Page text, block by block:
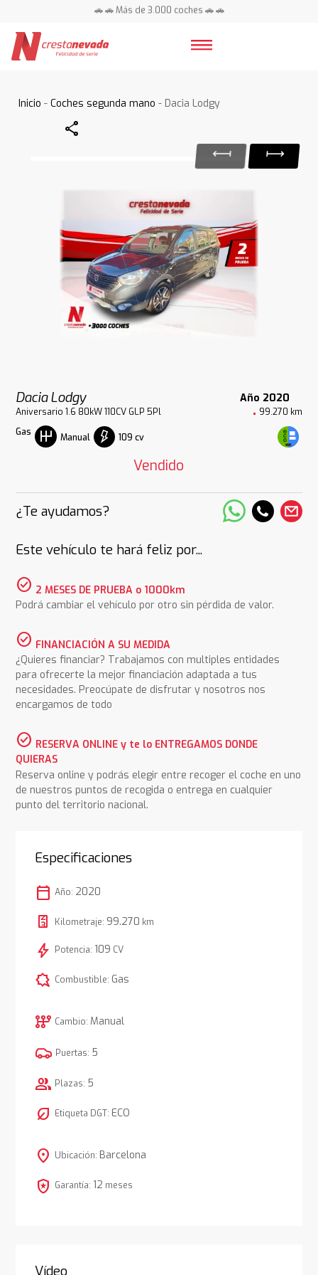
🚗 🚗 Más de 3.000 coches 🚗 🚗
Inicio -Coches segunda mano - Dacia Lodgy
Share
Dacia Lodgy Año 2020
Aniversario 1.6 80kW 110CV GLP 5Pl
99.270 km
Gas
Manual 109 cv
Vendido
¿Te ayudamos?
Este vehículo te hará feliz por...
check_circle 2 MESES DE PRUEBA o 1000km
Podrá cambiar el vehículo por otro sin pérdida de valor.
check_circle FINANCIACIÓN A SU MEDIDA
¿Quieres financiar? Trabajamos con multiples entidades
para ofrecerte la mejor financiación adaptada a tus
necesidades. Preocúpate de disfrutar y nosotros nos
encargamos de todo
check_circle RESERVA ONLINE y te lo ENTREGAMOS DONDE
QUIERAS
Reserva online y podrás elegir entre recoger el coche en uno
de nuestros puntos de recogida o entrega en cualquier
punto del territorio nacional.
Especificaciones
calendar_today Año: 2020
Kilometraje: 99.270 km
bolt Potencia: 109 CV
comic_bubble Combustible: Gas
auto_transmission Cambio: Manual
Puertas: 5
group Plazas: 5
nest_eco_leaf Etiqueta DGT: ECO
location_on Ubicación: Barcelona
local_police Garantía: 12 meses
Vídeo